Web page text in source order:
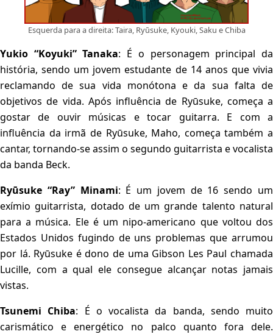
Esquerda para a direita: Taira, Ryūsuke, Kyouki, Saku e Chiba
Yukio “Koyuki” Tanaka: É o personagem principal da
história, sendo um jovem estudante de 14 anos que vivia
reclamando de sua vida monótona e da sua falta de
objetivos de vida. Após influência de Ryūsuke, começa a
gostar de ouvir músicas e tocar guitarra. E com a
influência da irmã de Ryūsuke, Maho, começa também a
cantar, tornando-se assim o segundo guitarrista e vocalista
da banda Beck.
Ryūsuke “Ray” Minami: É um jovem de 16 sendo um
exímio guitarrista, dotado de um grande talento natural
para a música. Ele é um nipo-americano que voltou dos
Estados Unidos fugindo de uns problemas que arrumou
por lá. Ryūsuke é dono de uma Gibson Les Paul chamada
Lucille, com a qual ele consegue alcançar notas jamais
vistas.
Tsunemi Chiba: É o vocalista da banda, sendo muito
carismático e energético no palco quanto fora dele.